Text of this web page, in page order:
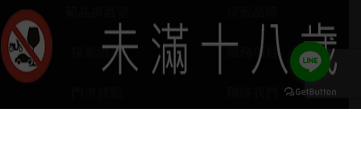
探索酒款 服務項目